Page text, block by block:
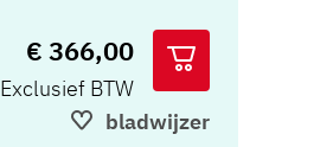
€ 366,00
Exclusief BTW
bladwijzer